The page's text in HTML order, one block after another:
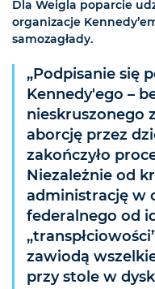
Dla Weigla poparcie
organizacje
samozagłady.
„Podpisanie się
Kennedy'ego –
nieskruszonego
aborcję przez
zakończyło
Niezależnie od
administrację w
federalnego od
zawiodą
przy stole w